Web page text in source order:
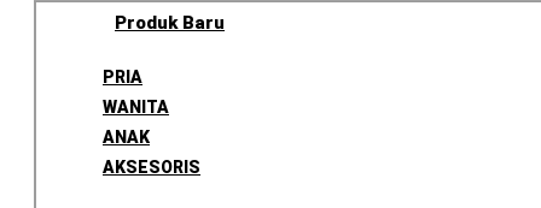
Produk Baru
PRIA
WANITA
ANAK
AKSESORIS